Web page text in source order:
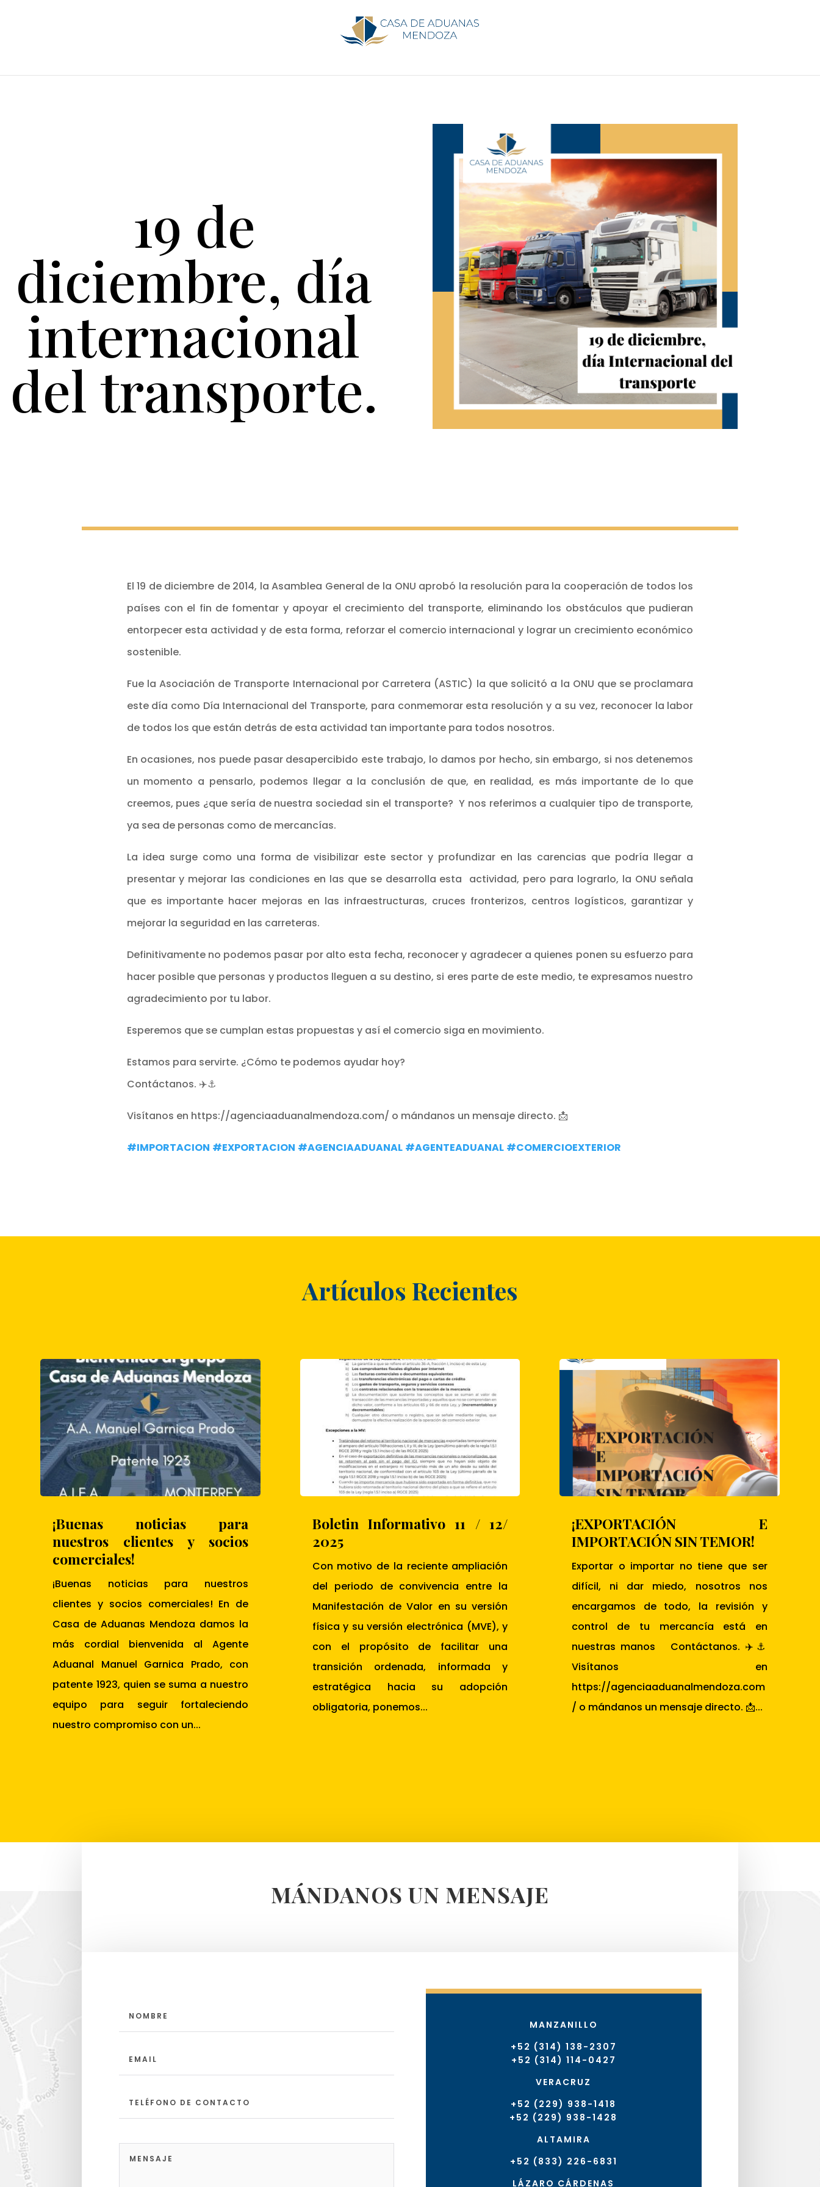
19 de
diciembre, día
internacional
del transporte.
El 19 de diciembre de 2014, la Asamblea General de la ONU aprobó la resolución para la cooperación de todos los
países con el fin de fomentar y apoyar el crecimiento del transporte, eliminando los obstáculos que pudieran
entorpecer esta actividad y de esta forma, reforzar el comercio internacional y lograr un crecimiento económico
sostenible.
Fue la Asociación de Transporte Internacional por Carretera (ASTIC) la que solicitó a la ONU que se proclamara
este día como Día Internacional del Transporte, para conmemorar esta resolución y a su vez, reconocer la labor
de todos los que están detrás de esta actividad tan importante para todos nosotros.
En ocasiones, nos puede pasar desapercibido este trabajo, lo damos por hecho, sin embargo, si nos detenemos
un momento a pensarlo, podemos llegar a la conclusión de que, en realidad, es más importante de lo que
creemos, pues ¿que sería de nuestra sociedad sin el transporte? Y nos referimos a cualquier tipo de transporte,
ya sea de personas como de mercancías.
La idea surge como una forma de visibilizar este sector y profundizar en las carencias que podría llegar a
presentar y mejorar las condiciones en las que se desarrolla esta actividad, pero para lograrlo, la ONU señala
que es importante hacer mejoras en las infraestructuras, cruces fronterizos, centros logísticos, garantizar y
mejorar la seguridad en las carreteras.
Definitivamente no podemos pasar por alto esta fecha, reconocer y agradecer a quienes ponen su esfuerzo para
hacer posible que personas y productos lleguen a su destino, si eres parte de este medio, te expresamos nuestro
agradecimiento por tu labor.
Esperemos que se cumplan estas propuestas y así el comercio siga en movimiento.
Estamos para servirte. ¿Cómo te podemos ayudar hoy?
Contáctanos. ✈️⚓
Visítanos en https://agenciaaduanalmendoza.com/ o mándanos un mensaje directo. 📩
#IMPORTACION #EXPORTACION #AGENCIAADUANAL #AGENTEADUANAL #COMERCIOEXTERIOR
Artículos Recientes
¡Buenas noticias para
nuestros clientes y socios
comerciales!
¡Buenas noticias para nuestros
clientes y socios comerciales! En de
Casa de Aduanas Mendoza damos la
más cordial bienvenida al Agente
Aduanal Manuel Garnica Prado, con
patente 1923, quien se suma a nuestro
equipo para seguir fortaleciendo
nuestro compromiso con un...
Boletin Informativo 11 / 12/
2025
Con motivo de la reciente ampliación
del periodo de convivencia entre la
Manifestación de Valor en su versión
física y su versión electrónica (MVE), y
con el propósito de facilitar una
transición ordenada, informada y
estratégica hacia su adopción
obligatoria, ponemos...
¡EXPORTACIÓN E
IMPORTACIÓN SIN TEMOR!
Exportar o importar no tiene que ser
difícil, ni dar miedo, nosotros nos
encargamos de todo, la revisión y
control de tu mercancía está en
nuestras manos Contáctanos. ✈️⚓
Visítanos en
https://agenciaaduanalmendoza.com
/ o mándanos un mensaje directo. 📩...
MÁNDANOS UN MENSAJE
MANZANILLO
+52 (314) 138-2307
+52 (314) 114-0427
VERACRUZ
+52 (229) 938-1418
+52 (229) 938-1428
ALTAMIRA
+52 (833) 226-6831
LÁZARO CÁRDENAS